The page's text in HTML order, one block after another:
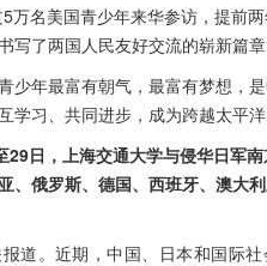
万名美国青少年来华参访，提前
写了两国人民友好交流的崭新篇
少年最富有朝气，最富有梦想，
学习、共同进步，成为跨越太平
29日，上海交通大学与侵华日军
、俄罗斯、德国、西班牙、澳大
道。近期，中国、日本和国际